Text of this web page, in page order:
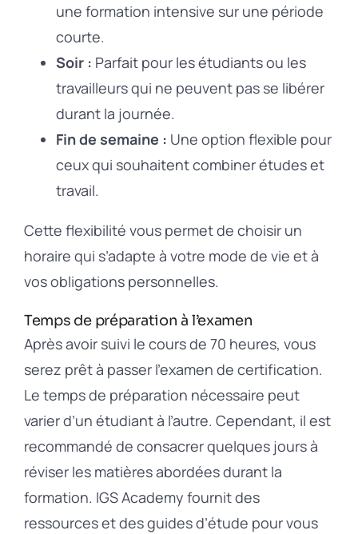
une formation intensive sur une période
courte.
Soir : Parfait pour les étudiants ou les
travailleurs qui ne peuvent pas se libérer
durant la journée.
Fin de semaine : Une option flexible pour
ceux qui souhaitent combiner études et
travail.
Cette flexibilité vous permet de choisir un
horaire qui s’adapte à votre mode de vie et à
vos obligations personnelles.
Temps de préparation à l’examen
Après avoir suivi le cours de 70 heures, vous
serez prêt à passer l’examen de certification.
Le temps de préparation nécessaire peut
varier d’un étudiant à l’autre. Cependant, il est
recommandé de consacrer quelques jours à
réviser les matières abordées durant la
formation. IGS Academy fournit des
ressources et des guides d’étude pour vous